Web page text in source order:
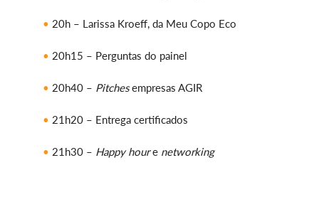
20h – Larissa Kroeff, da Meu Copo Eco
20h15 – Perguntas do painel
20h40 – Pitchesempresas AGIR
21h20 – Entrega certificados
21h30 – Happy houre networking